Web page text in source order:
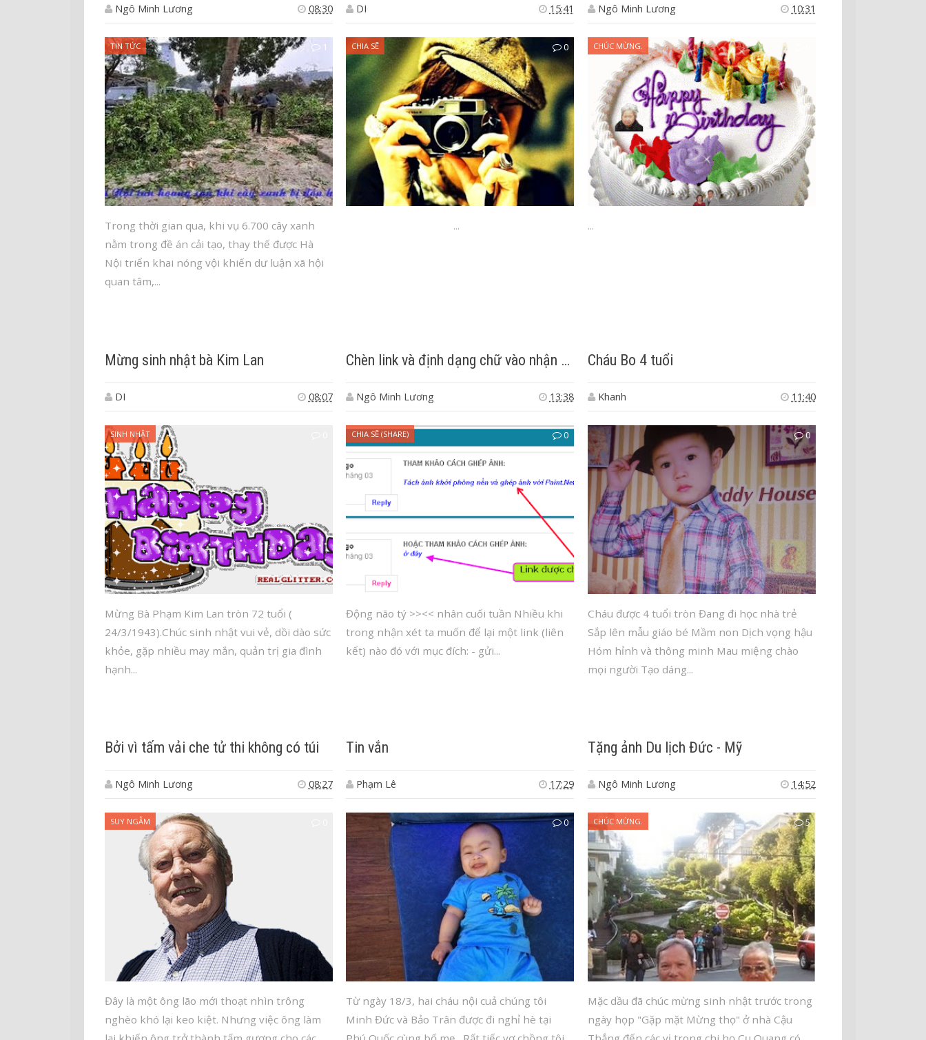
Ngô Minh Lương 08:30
TIN TỨC 1
Trong thời gian qua, khi vụ 6.700 cây xanh
nằm trong đề án cải tạo, thay thế được Hà
Nội triển khai nóng vội khiến dư luận xã hội
quan tâm,...
DI 15:41
CHIA SẼ 0
...
Ngô Minh Lương 10:31
CHÚC MỪNG.
...
Mừng sinh nhật bà Kim Lan
DI 08:07
SINH NHẬT
Mừng Bà Phạm Kim Lan tròn 72 tuổi (
24/3/1943).Chúc sinh nhật vui vẻ, dồi dào sức
khỏe, gặp nhiều may mắn, quản trị gia đình
hạnh...
Chèn link và định dạng chữ vào nhận xét ở Blogspot
Ngô Minh Lương 13:38
CHIA SẼ (SHARE) 0
Động não tý >><< nhân cuối tuần Nhiều khi
trong nhận xét ta muốn để lại một link (liên
kết) nào đó với mục đích: - gửi...
Cháu Bo 4 tuổi
Khanh 11:40
0
Cháu được 4 tuổi tròn Đang đi học nhà trẻ
Sắp lên mẫu giáo bé Mầm non Dịch vọng hậu
Hóm hỉnh và thông minh Mau miệng chào
mọi người Tạo dáng...
Bởi vì tấm vải che tử thi không có túi
Ngô Minh Lương 08:27
SUY NGẪM
Đây là một ông lão mới thoạt nhìn trông
nghèo khó lại keo kiệt. Nhưng việc ông làm
Tin vắn
Phạm Lê 17:29
0
Từ ngày 18/3, hai cháu nội cuả chúng tôi
Minh Đức và Bảo Trân được đi nghỉ hè tại
Tặng ảnh Du lịch Đức - Mỹ
Ngô Minh Lương 14:52
CHÚC MỪNG. 5
Mặc dầu đã chúc mừng sinh nhật trước trong
ngày họp "Gặp mặt Mừng thọ" ở nhà Cậu